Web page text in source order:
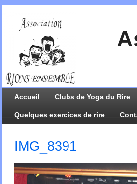
Accueil Clubs de Yoga du Rire
Quelques exercices de rire
IMG_8391